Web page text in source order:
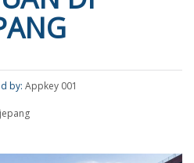
by: Appkey 001